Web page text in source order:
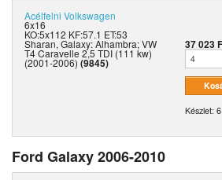
Acélfelni Volkswagen
6x16
KO:5x112 KF:57.1 ET:53
Sharan, Galaxy: Alhambra; VW
T4 Caravelle 2,5 TDI (111 kw)
(2001-2006) (9845)
37 023
Készlet: 6
Ford Galaxy 2006-2010